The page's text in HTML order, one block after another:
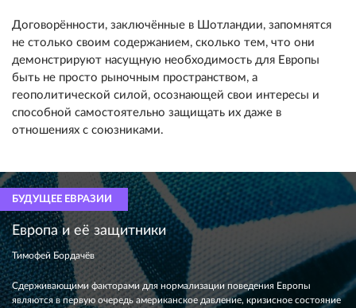
Договорённости, заключённые в Шотландии, запомнятся
не столько своим содержанием, сколько тем, что они
демонстрируют насущную необходимость для Европы
быть не просто рыночным пространством, а
геополитической силой, осознающей свои интересы и
способной самостоятельно защищать их даже в
отношениях с союзниками.
БУДУЩЕЕ ЕВРАЗИИ
Европа и её защитники
Тимофей Бордачёв
Сдерживающими факторами для нормализации поведения Европы
являются в первую очередь американское давление, кризисное состояние